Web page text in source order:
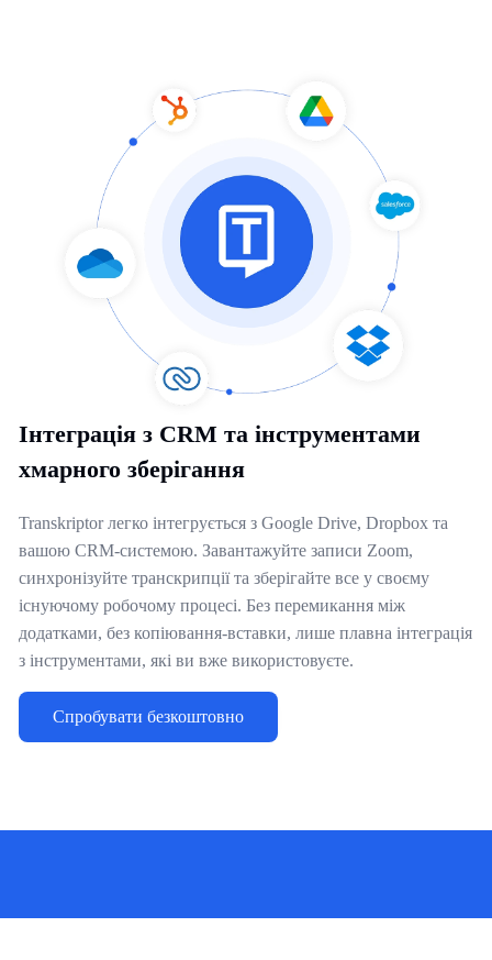
Інтеграція з CRM та інструментами
хмарного зберігання
Transkriptor легко інтегрується з Google Drive, Dropbox та
вашою CRM-системою. Завантажуйте записи Zoom,
синхронізуйте транскрипції та зберігайте все у своєму
існуючому робочому процесі. Без перемикання між
додатками, без копіювання-вставки, лише плавна інтеграція
з інструментами, які ви вже використовуєте.
Спробувати безкоштовно